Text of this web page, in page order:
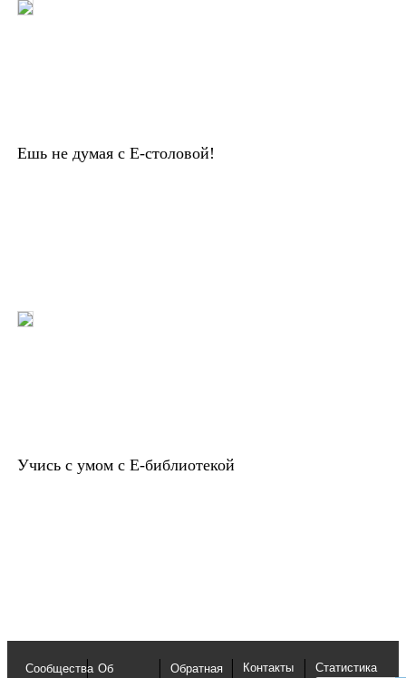
Ешь не думая с Е-столовой!
Учись с умом с Е-библиотекой
Сообщества Об
Обратная
Контакты
Статистика